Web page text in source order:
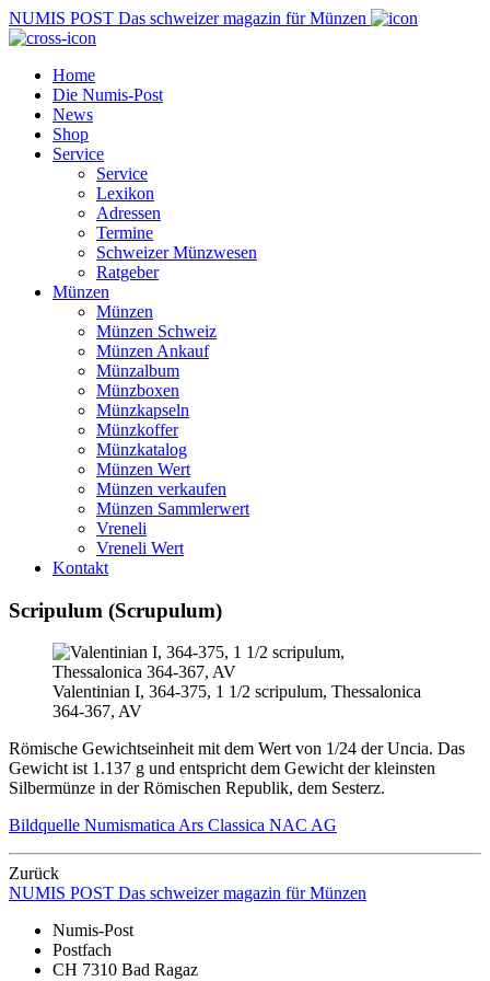
NUMIS POST Das schweizer magazin für Münzen
Home
Die Numis-Post
News
Shop
Service
Service
Lexikon
Adressen
Termine
Schweizer Münzwesen
Ratgeber
Münzen
Münzen
Münzen Schweiz
Münzen Ankauf
Münzalbum
Münzboxen
Münzkapseln
Münzkoffer
Münzkatalog
Münzen Wert
Münzen verkaufen
Münzen Sammlerwert
Vreneli
Vreneli Wert
Kontakt
Scripulum (Scrupulum)
Valentinian I, 364-375, 1 1/2 scripulum, Thessalonica
364-367, AV
Römische Gewichtseinheit mit dem Wert von 1/24 der Uncia. Das
Gewicht ist 1.137 g und entspricht dem Gewicht der kleinsten
Silbermünze in der Römischen Republik, dem Sesterz.
Bildquelle Numismatica Ars Classica NAC AG
Zurück
NUMIS POST Das schweizer magazin für Münzen
Numis-Post
Postfach
CH 7310 Bad Ragaz